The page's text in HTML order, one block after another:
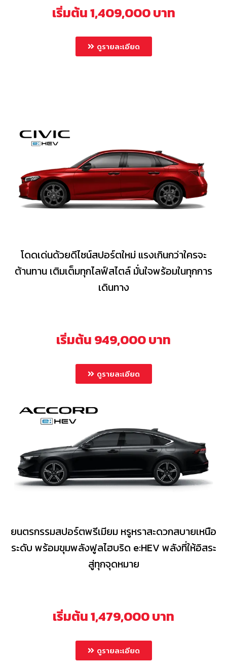
เริ่มต้น 1,409,000 บาท
ดูรายละเอียด
โดดเด่นด้วยดีไซน์สปอร์ตใหม่ แรงเกินกว่าใครจะ
ต้านทาน เติมเต็มทุกไลฟ์สไตล์ มั่นใจพร้อมในทุกการ
เดินทาง
เริ่มต้น 949,000 บาท
ดูรายละเอียด
ยนตรกรรมสปอร์ตพรีเมียม หรูหราสะดวกสบายเหนือ
ระดับ พร้อมขุมพลังฟูลไฮบริด e:HEV พลังที่ให้อิสระ
สู่ทุกจุดหมาย
เริ่มต้น 1,479,000 บาท
ดูรายละเอียด